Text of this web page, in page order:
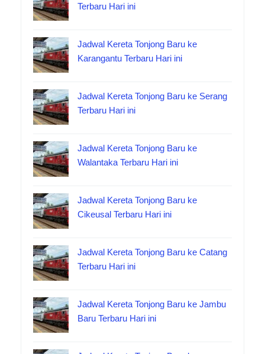
Terbaru Hari ini
Jadwal Kereta Tonjong Baru ke
Karangantu Terbaru Hari ini
Jadwal Kereta Tonjong Baru ke Serang
Terbaru Hari ini
Jadwal Kereta Tonjong Baru ke
Walantaka Terbaru Hari ini
Jadwal Kereta Tonjong Baru ke
Cikeusal Terbaru Hari ini
Jadwal Kereta Tonjong Baru ke Catang
Terbaru Hari ini
Jadwal Kereta Tonjong Baru ke Jambu
Baru Terbaru Hari ini